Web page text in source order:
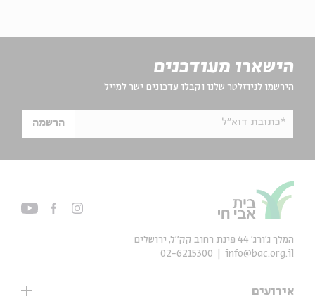
הישארו מעודכנים
הירשמו לניוזלטר שלנו וקבלו עדכונים ישר למייל
*כתובת דוא"ל הרשמה
אירועים
המלך ג'ורג' 44 פינת רחוב קק״ל, ירושלים
info@bac.org.il
02-6215300